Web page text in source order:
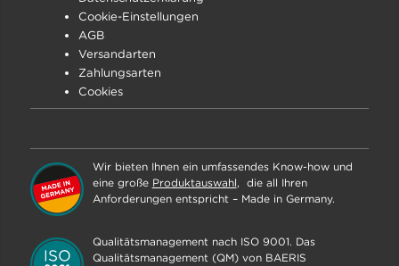
Cookie-Einstellungen
AGB
Versandarten
Zahlungsarten
Cookies
Wir bieten Ihnen ein umfassendes Know-how und
eine große Produktauswahl, die all Ihren
Anforderungen entspricht – Made in Germany.
Qualitätsmanagement nach ISO 9001. Das
Qualitätsmanagement (QM) von BAERIS